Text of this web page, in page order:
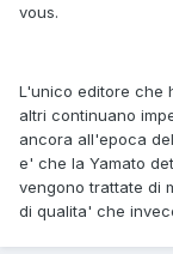
vous.
L'unico editore che
altri continuano
ancora all'epoca
e' che la Yamato
vengono trattate di
di qualita' che